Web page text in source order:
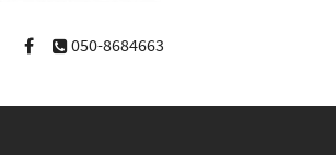
050-8684663